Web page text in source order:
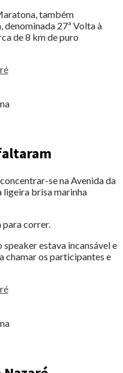
também
27ª Volta à
de 8 km de puro
se na Avenida da
ligeira brisa marinha
correr.
speaker estava incansável e
chamar os participantes e